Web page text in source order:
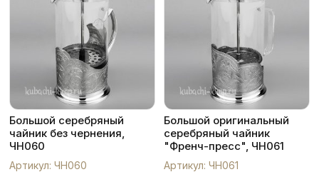
Большой серебряный
чайник без чернения,
ЧН060
Артикул: ЧН060
Большой оригинальный
серебряный чайник
"Френч-пресс", ЧН061
Артикул: ЧН061